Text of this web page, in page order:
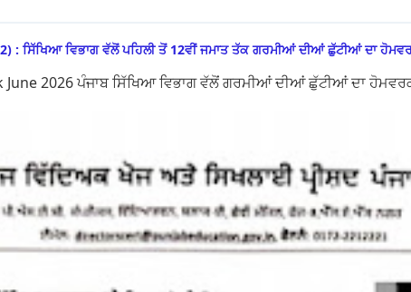
: ਸਿੱਖਿਆ ਵਿਭਾਗ ਵੱਲੋਂ ਪਹਿਲੀ ਤੋਂ 12ਵੀਂ ਜਮਾਤ ਤੱਕ ਗਰਮੀਆਂ ਦੀਆਂ ਛੁੱਟੀਆਂ ਦਾ
2026 ਪੰਜਾਬ ਸਿੱਖਿਆ ਵਿਭਾਗ ਵੱਲੋਂ ਗਰਮੀਆਂ ਦੀਆਂ ਛੁੱਟੀਆਂ ਦਾ